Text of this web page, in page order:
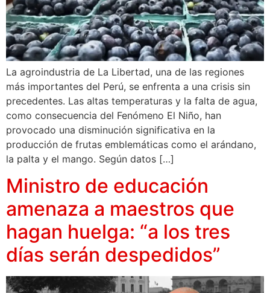
La agroindustria de La Libertad, una de las regiones
más importantes del Perú, se enfrenta a una crisis sin
precedentes. Las altas temperaturas y la falta de agua,
como consecuencia del Fenómeno El Niño, han
provocado una disminución significativa en la
producción de frutas emblemáticas como el arándano,
la palta y el mango. Según datos […]
Ministro de educación
amenaza a maestros que
hagan huelga: “a los tres
días serán despedidos”